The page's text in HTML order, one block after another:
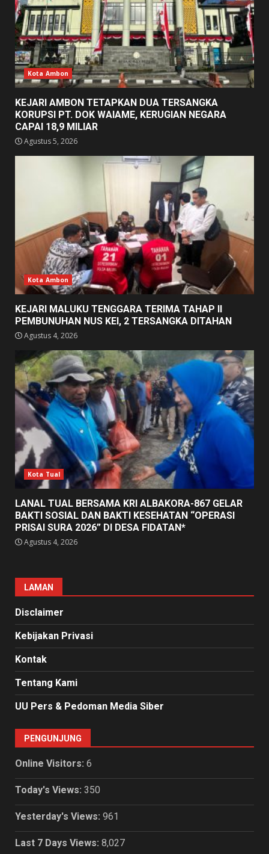
Kota Ambon
KEJARI AMBON TETAPKAN DUA TERSANGKA
KORUPSI PT. DOK WAIAME, KERUGIAN NEGARA
CAPAI 18,9 MILIAR
Agustus 5, 2026
Kota Ambon
KEJARI MALUKU TENGGARA TERIMA TAHAP II
PEMBUNUHAN NUS KEI, 2 TERSANGKA DITAHAN
Agustus 4, 2026
Kota Tual
LANAL TUAL BERSAMA KRI ALBAKORA-867 GELAR
BAKTI SOSIAL DAN BAKTI KESEHATAN “OPERASI
PRISAI SURA 2026” DI DESA FIDATAN*
Agustus 4, 2026
LAMAN
Disclaimer
Kebijakan Privasi
Kontak
Tentang Kami
UU Pers & Pedoman Media Siber
PENGUNJUNG
Online Visitors: 6
Today's Views: 350
Yesterday's Views: 961
Last 7 Days Views: 8,027